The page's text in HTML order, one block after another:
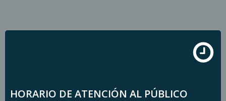
contenido
HORARIO DE ATENCIÓN AL PÚBLICO